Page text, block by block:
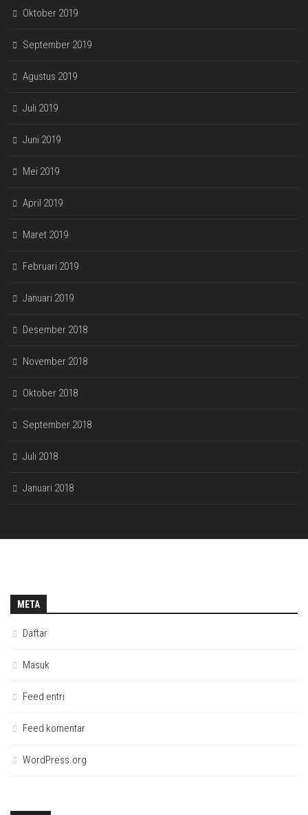
Oktober 2019
September 2019
Agustus 2019
Juli 2019
Juni 2019
Mei 2019
April 2019
Maret 2019
Februari 2019
Januari 2019
Desember 2018
November 2018
Oktober 2018
September 2018
Juli 2018
Januari 2018
META
Daftar
Masuk
Feed entri
Feed komentar
WordPress.org